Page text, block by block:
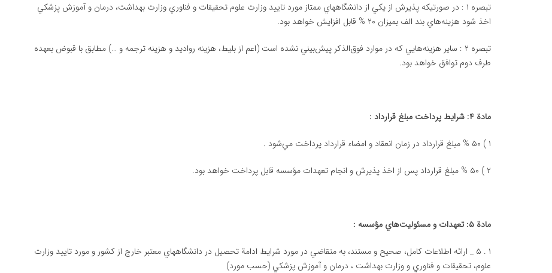
تبصره ۱ : در صورتيكه پذيرش از يكي از دانشگاههاي ممتاز مورد تاييد وزارت علوم تحقيقات و فناوري وزارت بهداشت، درمان و آموزش پزشكي
اخذ شود هزينه‌هاي بند الف بميزان ۲۰ % قابل افزايش خواهد بود.
تبصره ۲ : ساير هزينه‌هايي كه در موارد فوق‌الذكر پيش‌بيني نشده است (اعم از بليط، هزینه رواديد و هزینه ترجمه و …) مطابق با قبوض بعهده
طرف دوم توافق خواهد بود.
مادة ۴: شرايط پرداخت مبلغ قرارداد :
۱ ) ۵۰ % مبلغ قرارداد در زمان انعقاد و امضاء قرارداد پرداخت مي‌شود .
۲ ) ۵۰ % مبلغ قرارداد پس از اخذ پذیرش و انجام تعهدات مؤسسه قابل پرداخت خواهد بود.
مادة ۵: تعهدات و مسئوليت‌هاي مؤسسه :
۱ . ۵ _ ارائه اطلاعات كامل، صحيح و مستند، به متقاضي در مورد شرايط ادامة تحصيل در دانشگاههاي معتبر خارج از كشور و مورد تاييد وزارت
علوم، تحقيقات و فناوري و وزارت بهداشت ، درمان و آموزش پزشكي (حسب مورد)